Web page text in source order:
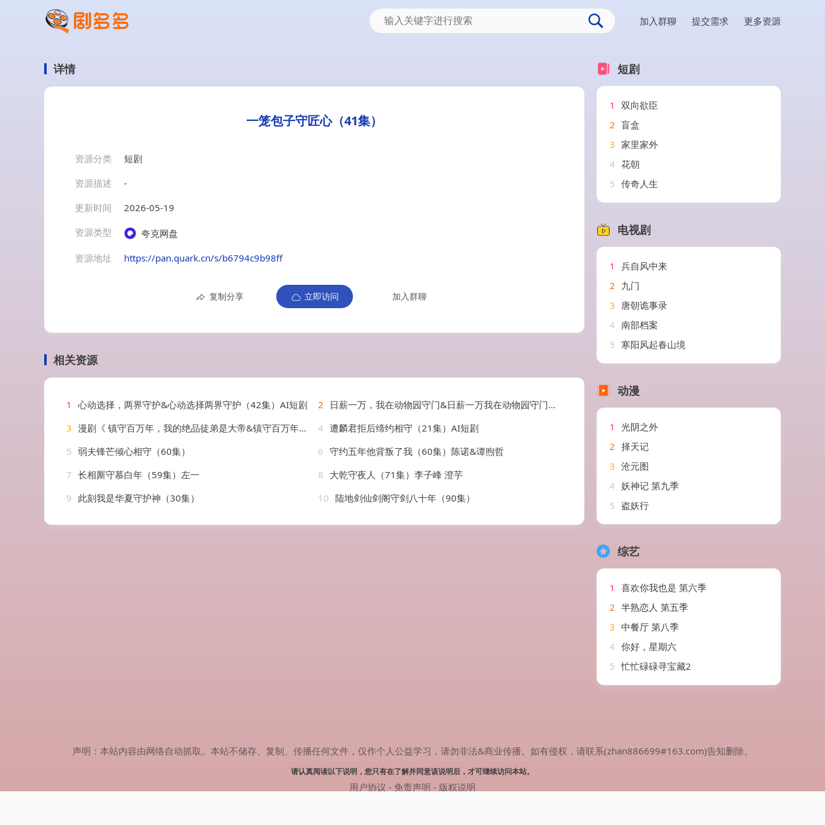
加入群聊 提交需求 更多资源
详情
一笼包子守匠心（41集）
资源分类
短剧
资源描述
-
更新时间
2026-05-19
资源类型
夸克网盘
资源地址
https://pan.quark.cn/s/b6794c9b98ff
复制分享 立即访问 加入群聊
相关资源
1 心动选择，两界守护&心动选择两界守护（42集）AI短剧 2
日薪一万，我在动物园守门&日薪一万我在动物园守门（60集）AI短剧
3 漫剧《 镇守百万年，我的绝品徒弟是大帝&镇守百万年我的绝品徒弟是大帝（62集）漫剧 4 遭麟君拒后缔约相守（21集）AI短剧
5 弱夫锋芒倾心相守（60集） 6 守约五年他背叛了我（60集）陈诺&谭煦哲
7 长相厮守慕白年（59集）左一 8 大乾守夜人（71集）李子峰 澄芋
9 此刻我是华夏守护神（30集） 10 陆地剑仙剑阁守剑八十年（90集）
短剧
1
双向欲臣
2 盲盒
3 家里家外
4 花朝
5 传奇人生
电视剧
1
兵自风中来
2 九门
3 唐朝诡事录
4 南部档案
5 寒阳风起春山境
动漫
1
光阴之外
2 择天记
3 沧元图
4 妖神记 第九季
5 盗妖行
综艺
1
喜欢你我也是 第六季
2 半熟恋人 第五季
3 中餐厅 第八季
4 你好，星期六
5 忙忙碌碌寻宝藏2
声明：本站内容由网络自动抓取。本站不储存、复制、传播任何文件，仅作个人公益学习，请勿非法&商业传播。如有侵权，请联系(zhan886699#163.com)告知删除。
请认真阅读以下说明，您只有在了解并同意该说明后，才可继续访问本站。
用户协议 - 免责声明 - 版权说明